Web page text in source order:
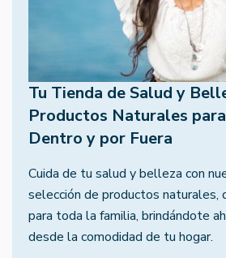
Tu Tienda de Salud y
Productos Naturales
Dentro y por Fuera
Cuida de tu salud y belleza con
selección de productos naturales,
para toda la familia, brindándote
desde la comodidad de tu hogar.